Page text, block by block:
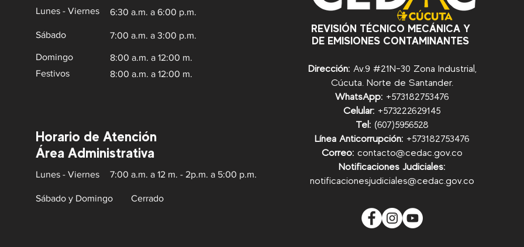
Lunes - Viernes 6:30 a.m. a 6:00 p.m.
Sábado 7:00 a.m. a 3:00 p.m.
Domingo
Festivos
8:00 a.m. a 12:00 m.
8:00 a.m. a 12:00 m.
Horario de Atención
Área Administrativa
Lunes - Viernes 7:00 a.m. a 12 m. - 2p.m. a 5:00 p.m.
Sábado y Domingo Cerrado
REVISIÓN TÉCNICO MECÁNICA Y
DE EMISIONES CONTAMINANTES
Dirección: Av.9 #21N-30 Zona Industrial,
Cúcuta. Norte de Santander.
WhatsApp: +573182753476
Celular: +573222629145
Tel: (607)5956528
Línea Anticorrupción: +573182753476
Correo:contacto@cedac.gov.co
Notificaciones Judiciales:
notificacionesjudiciales@cedac.gov.co